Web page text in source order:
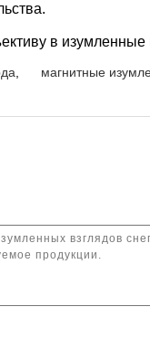
в
магнитные